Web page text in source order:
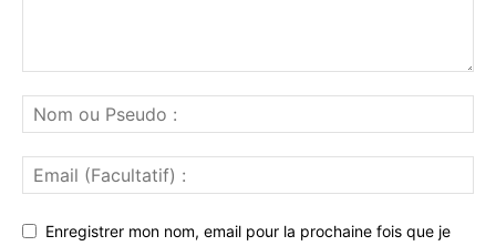
Enregistrer mon nom, email pour la prochaine fois que je